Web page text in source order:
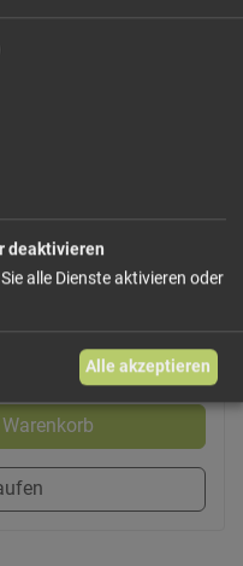
besonders gut
mehr Biss und eine
Es passt hervorragend
oder als klassische
Für die Zubereitung
zum Kochen gebracht
anschließend
40 Minuten
2,47 €/kg
Preis: 1,85 €
Warenkorb
deaktivieren
alle Dienste aktivieren oder
Alle akzeptieren